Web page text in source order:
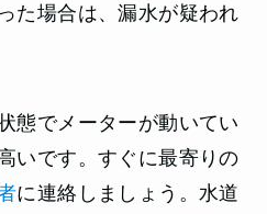
た場合は、漏水が疑われ
態でメーターが動いてい
いです。すぐに最寄りの
に連絡しましょう。水道